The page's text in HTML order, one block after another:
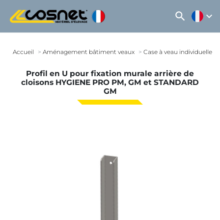
search expand_more
Accueil Aménagement bâtiment veaux Case à veau individuelle
Profil en U pour fixation murale arrière de
cloisons HYGIENE PRO PM, GM et STANDARD
GM